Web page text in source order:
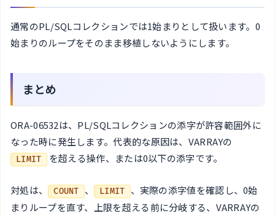
通常のPL/SQLコレクションでは1始まりとして扱います。0
始まりのループをそのまま移植しないようにします。
まとめ
ORA-06532は、PL/SQLコレクションの添字が許容範囲外に
なった時に発生します。代表的な原因は、VARRAYの
LIMIT を超える操作、または0以下の添字です。
対処は、 COUNT 、 LIMIT 、実際の添字値を確認し、0始
まりループを直す、上限を超える前に分岐する、VARRAYの